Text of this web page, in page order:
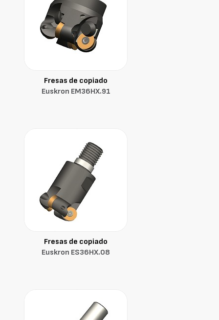
Fresas de copiado
Euskron EM36HX.91
Fresas de copiado
Euskron ES36HX.08